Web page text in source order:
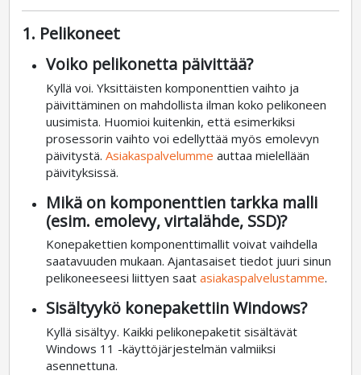
1. Pelikoneet
Voiko pelikonetta päivittää?
Kyllä voi. Yksittäisten komponenttien vaihto ja
päivittäminen on mahdollista ilman koko pelikoneen
uusimista. Huomioi kuitenkin, että esimerkiksi
prosessorin vaihto voi edellyttää myös emolevyn
päivitystä.Asiakaspalvelumme auttaa mielellään
päivityksissä.
Mikä on komponenttien tarkka malli
(esim. emolevy, virtalähde, SSD)?
Konepakettien komponenttimallit voivat vaihdella
saatavuuden mukaan. Ajantasaiset tiedot juuri sinun
pelikoneeseesi liittyen saatasiakaspalvelustamme.
Sisältyykö konepakettiin Windows?
Kyllä sisältyy. Kaikki pelikonepaketit sisältävät
Windows 11 -käyttöjärjestelmän valmiiksi
asennettuna.